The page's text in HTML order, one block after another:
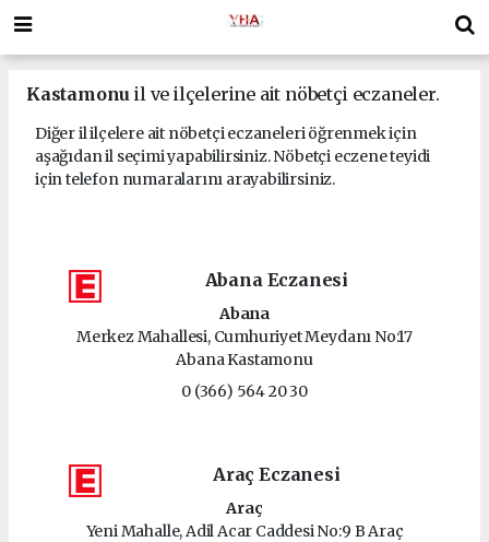
Kastamonu il ve ilçelerine ait nöbetçi eczaneler.
Diğer il ilçelere ait nöbetçi eczaneleri öğrenmek için
aşağıdan il seçimi yapabilirsiniz. Nöbetçi eczene teyidi
için telefon numaralarını arayabilirsiniz.
Abana Eczanesi
Abana
Merkez Mahallesi, Cumhuriyet Meydanı No:17
Abana Kastamonu
0 (366) 564 20 30
Araç Eczanesi
Araç
Yeni Mahalle, Adil Acar Caddesi No:9 B Araç